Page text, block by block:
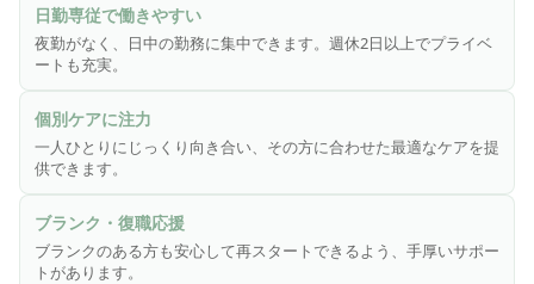
≪「イリーゼ」の看護師の特長≫
★感染症対策(スタンダードプリコーション)や予防接種も実施
中です。
★一人一人とじっくり向き合うことができるので、その方に
合わせて最適な医療ケアを行うことができます。
ケガや病気の『治療』がメインになる病院とは違い、介護施
設では日常生活を送るために必要なケアとしての看護業務に
なります。
★療養上のお世話がメインの業務となります。
頑張りはしっかりと評価しますので、将来を見据えてステッ
日勤専従で働きやすい
夜勤がなく、日中の勤務に集中できます。週休2日以上でプライベ
ートも充実。
個別ケアに注力
一人ひとりにじっくり向き合い、その方に合わせた最適なケアを提
供できます。
ブランク・復職応援
ブランクのある方も安心して再スタートできるよう、手厚いサポー
トがあります。